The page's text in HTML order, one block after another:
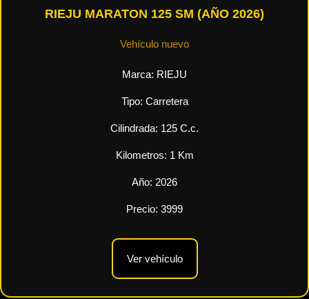
RIEJU MARATON 125 SM (AÑO 2026)
Vehículo nuevo
Marca: RIEJU
Tipo: Carretera
Cilindrada: 125 C.c.
Kilometros: 1 Km
Año: 2026
Precio: 3999
Ver vehículo